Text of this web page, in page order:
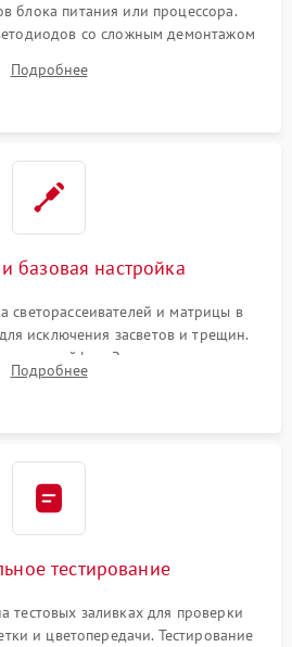
блока питания или процессора.
со сложным демонтажом
поврежденных дорожек,
памяти EEPROM
Подробнее
базовая настройка
светорассеивателей и матрицы в
исключения засветов и трещин.
шлейфов. Закрытие корпуса.
программного обеспечения.
Подробнее
тестирование
тестовых заливках для проверки
и цветопередачи. Тестирование